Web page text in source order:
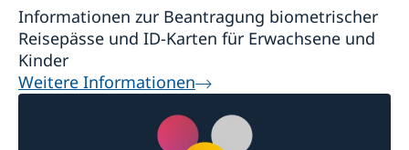
Informationen zur Beantragung biometrischer
Reisepässe und ID-Karten für Erwachsene und
Kinder
Weitere Informationen